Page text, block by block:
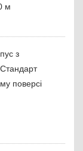
м
з
поверсі